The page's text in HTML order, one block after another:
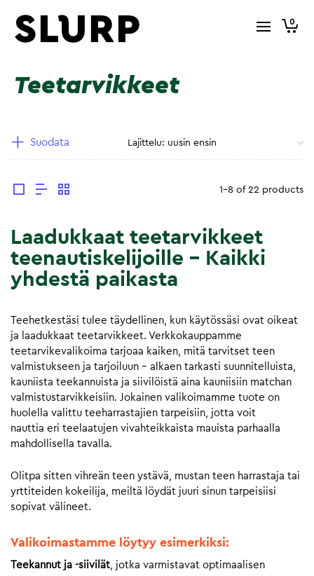
0
Teetarvikkeet
Suodata
1-8 of 22 products
Laadukkaat teetarvikkeet
teenautiskelijoille – Kaikki
yhdestä paikasta
Teehetkestäsi tulee täydellinen, kun käytössäsi ovat oikeat
ja laadukkaat teetarvikkeet. Verkkokauppamme
teetarvikevalikoima tarjoaa kaiken, mitä tarvitset teen
valmistukseen ja tarjoiluun – alkaen tarkasti suunnitelluista,
kauniista teekannuista ja siivilöistä aina kauniisiin matchan
valmistustarvikkeisiin. Jokainen valikoimamme tuote on
huolella valittu teeharrastajien tarpeisiin, jotta voit
nauttia eri teelaatujen vivahteikkaista mauista parhaalla
mahdollisella tavalla.
Olitpa sitten vihreän teen ystävä, mustan teen harrastaja tai
yrttiteiden kokeilija, meiltä löydät juuri sinun tarpeisiisi
sopivat välineet.
Valikoimastamme löytyy esimerkiksi:
Teekannut ja -siivilät, jotka varmistavat optimaalisen